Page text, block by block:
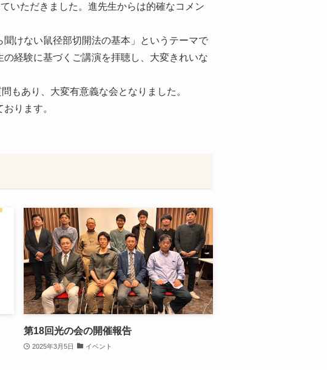
いただきました。進先生からは的確なコメン
けない鼠径部切開法の基本」というテーマで
経験に基づくご講演を拝聴し、大変きれいな
もあり、大変有意義な会となりました。
ります。
第18回光の会の開催報告
2025年3月5日 イベント